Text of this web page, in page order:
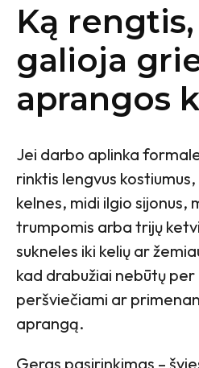
Ką
galioja
aprangos
Jei darbo aplinka
rinktis lengvus
kelnes, midi ilgio sijonus,
trumpomis arba trijų
sukneles iki kelių ar
kad drabužiai nebūtų
peršviečiami ar
aprangą.
Geras pasirinkimas –